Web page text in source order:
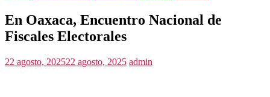
En Oaxaca, Encuentro Nacional de
Fiscales Electorales
22 agosto, 202522 agosto, 2025 admin